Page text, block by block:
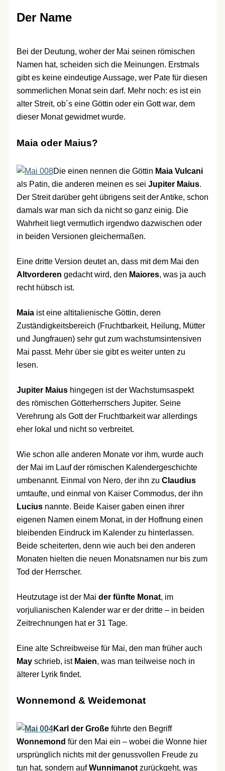
Der Name
Bei der Deutung, woher der Mai seinen römischen
Namen hat, scheiden sich die Meinungen. Erstmals
gibt es keine eindeutige Aussage, wer Pate für diesen
sommerlichen Monat sein darf. Mehr noch: es ist ein
alter Streit, ob´s eine Göttin oder ein Gott war, dem
dieser Monat gewidmet wurde.
Maia oder Maius?
Die einen nennen die Göttin Maia Vulcani
als Patin, die anderen meinen es sei Jupiter Maius.
Der Streit darüber geht übrigens seit der Antike, schon
damals war man sich da nicht so ganz einig. Die
Wahrheit liegt vermutlich irgendwo dazwischen oder
in beiden Versionen gleichermaßen.
Eine dritte Version deutet an, dass mit dem Mai den
Altvorderen gedacht wird, den Maiores, was ja auch
recht hübsch ist.
Maiaist eine altitalienische Göttin, deren
Zuständigkeitsbereich (Fruchtbarkeit, Heilung, Mütter
und Jungfrauen) sehr gut zum wachstumsintensiven
Mai passt. Mehr über sie gibt es weiter unten zu
lesen.
Jupiter Maiushingegen ist der Wachstumsaspekt
des römischen Götterherrschers Jupiter. Seine
Verehrung als Gott der Fruchtbarkeit war allerdings
eher lokal und nicht so verbreitet.
Wie schon alle anderen Monate vor ihm, wurde auch
der Mai im Lauf der römischen Kalendergeschichte
umbenannt. Einmal von Nero, der ihn zu Claudius
umtaufte, und einmal von Kaiser Commodus, der ihn
Luciusnannte. Beide Kaiser gaben einen ihrer
eigenen Namen einem Monat, in der Hoffnung einen
bleibenden Eindruck im Kalender zu hinterlassen.
Beide scheiterten, denn wie auch bei den anderen
Monaten hielten die neuen Monatsnamen nur bis zum
Tod der Herrscher.
Heutzutage ist der Mai der fünfte Monat, im
vorjulianischen Kalender war er der dritte – in beiden
Zeitrechnungen hat er 31 Tage.
Eine alte Schreibweise für Mai, den man früher auch
Mayschrieb, ist Maien, was man teilweise noch in
älterer Lyrik findet.
Wonnemond & Weidemonat
Karl der Großeführte den Begriff
Wonnemond für den Mai ein – wobei die Wonne hier
ursprünglich nichts mit der genussvollen Freude zu
tun hat, sondern aufWunnimanotzurückgeht, was